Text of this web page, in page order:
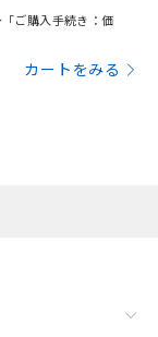
ご購入手続き：価
カートをみる